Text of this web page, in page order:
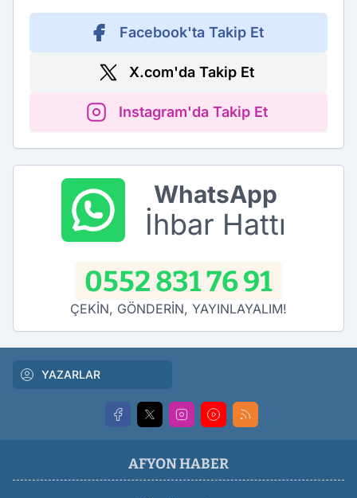
Facebook'ta Takip Et
X.com'da Takip Et
Instagram'da Takip Et
WhatsApp
İhbar Hattı
0552 831 76 91
ÇEKİN, GÖNDERİN, YAYINLAYALIM!
YAZARLAR
AFYON HABER